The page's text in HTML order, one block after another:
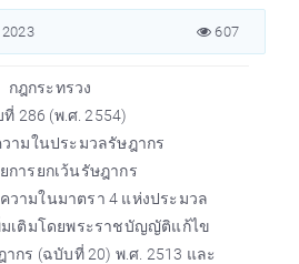
2023 607
กฎกระทรวง
286 (พ.ศ. 2554)
ามในประมวลรัษฎากร
การยกเว้นรัษฎากร
วามในมาตรา 4 แห่งประมวล
มเติมโดยพระราชบัญญัติแก้ไข
กร (ฉบับที่ 20) พ.ศ. 2513 และ